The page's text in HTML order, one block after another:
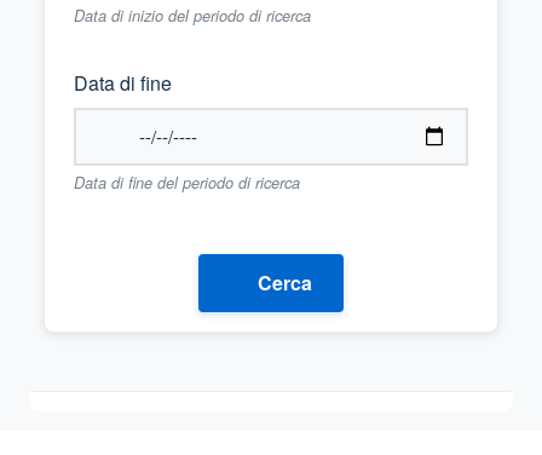
Data di inizio del periodo di ricerca
Data di fine
Data di fine del periodo di ricerca
Cerca